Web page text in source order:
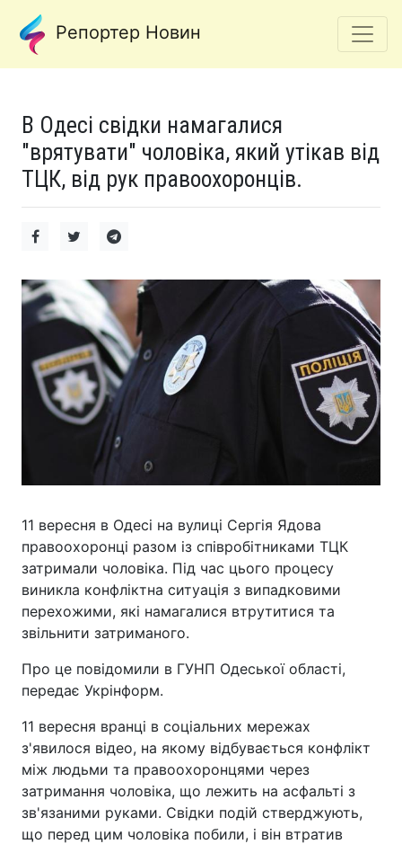
Репортер Новин
В Одесі свідки намагалися
"врятувати" чоловіка, який утікав від
ТЦК, від рук правоохоронців.
11 вересня в Одесі на вулиці Сергія Ядова
правоохоронці разом із співробітниками ТЦК
затримали чоловіка. Під час цього процесу
виникла конфліктна ситуація з випадковими
перехожими, які намагалися втрутитися та
звільнити затриманого.
Про це повідомили в ГУНП Одеської області,
передає Укрінформ.
11 вересня вранці в соціальних мережах
з'явилося відео, на якому відбувається конфлікт
між людьми та правоохоронцями через
затримання чоловіка, що лежить на асфальті з
зв'язаними руками. Свідки подій стверджують,
що перед цим чоловіка побили, і він втратив